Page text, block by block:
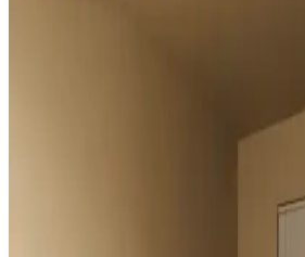
Geniş Pencereler İçin
Geniş pencereler için hücresel stor, iki stor
ve pencere filmleri gibi işlevsel ve estetik